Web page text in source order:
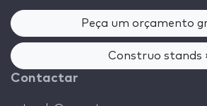
Peça um orçamento
Construo stands ›
Contactar